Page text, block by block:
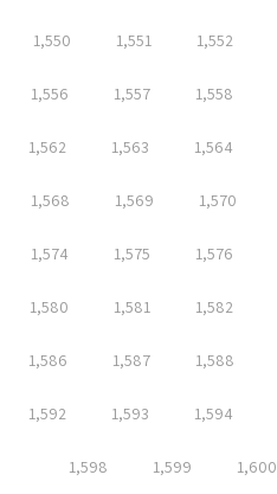
1,550 1,551 1,552
1,556 1,557 1,558
1,562 1,563 1,564
1,568 1,569 1,570
1,574 1,575 1,576
1,580 1,581 1,582
1,586 1,587 1,588
1,592 1,593 1,594
1,598 1,599 1,600